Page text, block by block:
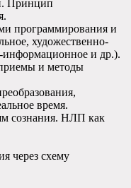
Принцип
программирования и
художественно-
информационное и др.).
и методы
время.
сознания. НЛП как
через схему